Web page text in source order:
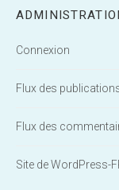
Connexion
Flux des
Flux des
Site de WordPress-